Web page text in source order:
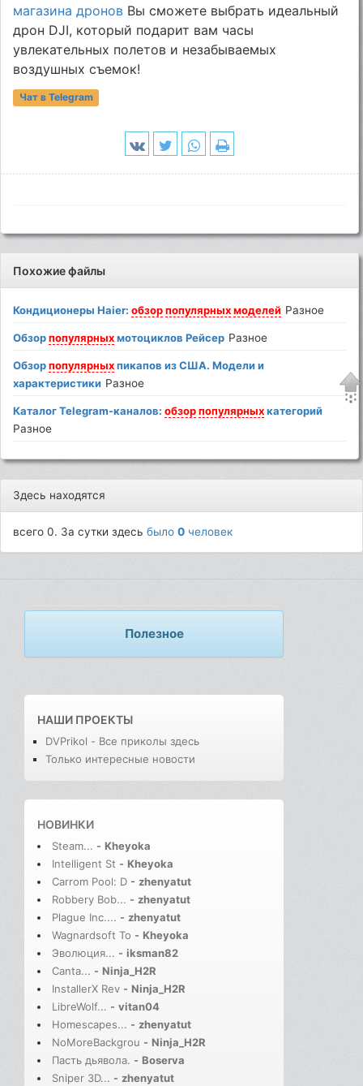
магазина дронов Вы сможете выбрать идеальный
дрон DJI, который подарит вам часы
увлекательных полетов и незабываемых
воздушных съемок!
Чат в Telegram
Похожие файлы
Кондиционеры Haier:обзор популярных моделей Разное
Обзорпопулярныхмотоциклов Рейсер Разное
Обзорпопулярныхпикапов из США. Модели и
характеристики Разное
Каталог Telegram-каналов:обзор популярныхкатегорий
Разное
Здесь находятся
всего 0. За сутки здесьбыло0 человек
Полезное
НАШИ ПРОЕКТЫ
DVPrikol - Все приколы здесь
Только интересные новости
НОВИНКИ
Steam... - Kheyoka
Intelligent St - Kheyoka
Carrom Pool: D - zhenyatut
Robbery Bob... - zhenyatut
Plague Inc.... - zhenyatut
Wagnardsoft To - Kheyoka
Эволюция... - iksman82
Canta... - Ninja_H2R
InstallerX Rev - Ninja_H2R
LibreWolf... - vitan04
Homescapes... - zhenyatut
NoMoreBackgrou - Ninja_H2R
Пасть дьявола. - Boserva
Sniper 3D... - zhenyatut